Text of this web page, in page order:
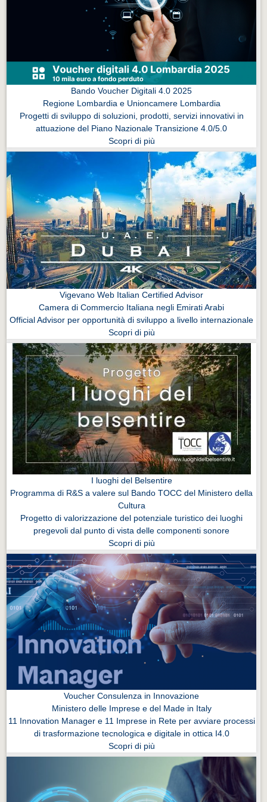
Eventi Vigevano
Eventi Pavia
Bando Voucher Digitali 4.0 2025
Regione Lombardia e Unioncamere Lombardia
Progetti di sviluppo di soluzioni, prodotti, servizi innovativi in
attuazione del Piano Nazionale Transizione 4.0/5.0
Scopri di più
Vigevano Web Italian Certified Advisor
Camera di Commercio Italiana negli Emirati Arabi
Official Advisor per opportunità di sviluppo a livello internazionale
Scopri di più
I luoghi del Belsentire
Programma di R&S a valere sul Bando TOCC del Ministero della
Cultura
Progetto di valorizzazione del potenziale turistico dei luoghi
pregevoli dal punto di vista delle componenti sonore
Scopri di più
Voucher Consulenza in Innovazione
Ministero delle Imprese e del Made in Italy
11 Innovation Manager e 11 Imprese in Rete per avviare processi
di trasformazione tecnologica e digitale in ottica I4.0
Scopri di più